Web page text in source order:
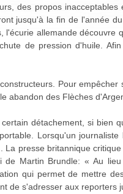
des propos inacceptables
jusqu'à la fin de l'année
allemande découvre
de pression d'huile.
Pour empêcher
abandon des Flèches
détachement, si bien
Lorsqu'un
presse britannique
de Martin Brundle: « Au
qui permet de mettre
de s'adresser aux reporters